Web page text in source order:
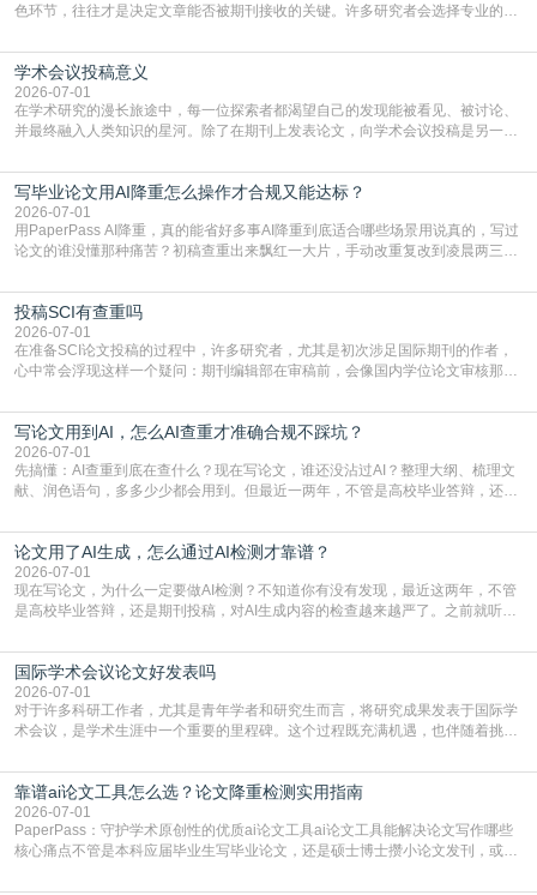
色环节，往往才是决定文章能否被期刊接收的关键。许多研究者会选择专业的语
质量，更能在此过程中深化对学术写作的理解。如何系统、高效地打磨自己的论
文，使其在语言和学术表达上更符合国际期刊的要求，是每位研究者值得投入学
习的技能。本篇AEIC学术交流中心小编就为大家介
学术会议投稿意义
2026-07-01
在学术研究的漫长旅途中，每一位探索者都渴望自己的发现能被看见、被讨论、
并最终融入人类知识的星河。除了在期刊上发表论文，向学术会议投稿是另一个
广阔学术天地的大门，连接着个体研究与社会网络。本篇AEIC学术交流中心小编
就为大家介绍“学术会议投稿意义”。一、加速研究成果的传播与反馈学术会议通
常具有周期短、时效性强的特点。相比期刊漫长的
写毕业论文用AI降重怎么操作才合规又能达标？
2026-07-01
用PaperPass AI降重，真的能省好多事AI降重到底适合哪些场景用说真的，写过
论文的谁没懂那种痛苦？初稿查重出来飘红一大片，手动改重复改到凌晨两三
到秃头。这时候靠谱的AI降重真的就是救命稻草，选对工具，半天就能搞定你两
三天都做不完的事。不是所有人都需要用AI降重，但如果你符合下面这些场景，
真的可以试试：初稿写完重复率远超要
投稿SCI有查重吗
2026-07-01
在准备SCI论文投稿的过程中，许多研究者，尤其是初次涉足国际期刊的作者，
心中常会浮现这样一个疑问：期刊编辑部在审稿前，会像国内学位论文审核那
论文的初审通过率。实际上，SCI期刊对重复内容的审查是严谨投稿流程中不可
或缺的一环。本篇AEIC学术交流中心小编就为大家介绍“投稿SCI有查重吗”。
一、查重是标准流程答案是明确的：绝大多数S
写论文用到AI，怎么AI查重才准确合规不踩坑？
2026-07-01
先搞懂：AI查重到底在查什么？现在写论文，谁还没沾过AI？整理大纲、梳理文
献、润色语句，多多少少都会用到。但最近一两年，不管是高校毕业答辩，还是
须加做AI查重。很多人分不清，AI查重和普通查重到底有啥区别？这里说透：普
通查重查的是你的文字和已公开文献的重复比例，防的是抄袭；AI查重查的是你
的内容里，有多少是AI生成的，防的是过
论文用了AI生成，怎么通过AI检测才靠谱？
2026-07-01
现在写论文，为什么一定要做AI检测？不知道你有没有发现，最近这两年，不管
是高校毕业答辩，还是期刊投稿，对AI生成内容的检查越来越严了。之前就听身
要求修改，还差点被判定学术不规范，真的太冤了。现在国内多数高校和核心期
刊，都已经明确出台了相关规定：如果使用AI生成内容辅助写作，必须明确标
注，未标注的AI生成内容会被认定为不符合学
国际学术会议论文好发表吗
2026-07-01
对于许多科研工作者，尤其是青年学者和研究生而言，将研究成果发表于国际学
术会议，是学术生涯中一个重要的里程碑。这个过程既充满机遇，也伴随着挑
疑问：国际学术会议论文到底好不好发表？其价值和难度究竟如何衡量。本篇
AEIC学术交流中心小编就为大家介绍“国际学术会议论文好发表吗”。一、会议论
文发表的相对优势与期刊论文相比，国际会议论文的发
靠谱ai论文工具怎么选？论文降重检测实用指南
2026-07-01
PaperPass：守护学术原创性的优质ai论文工具ai论文工具能解决论文写作哪些
核心痛点不管是本科应届毕业生写毕业论文，还是硕士博士攒小论文发刊，或是
自己逐句读逐句改，熬好几个大夜不说，还经常改不到点上，交上去才发现重复